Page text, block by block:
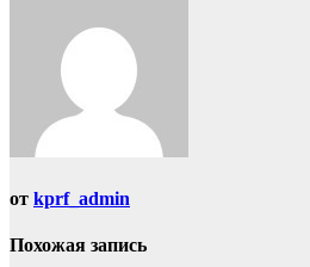
от kprf_admin
Похожая запись